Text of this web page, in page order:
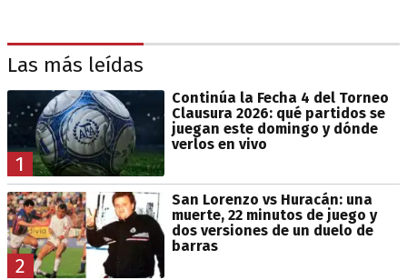
Las más leídas
1
Continúa la Fecha 4 del Torneo
Clausura 2026: qué partidos se
juegan este domingo y dónde
verlos en vivo
2
San Lorenzo vs Huracán: una
muerte, 22 minutos de juego y
dos versiones de un duelo de
barras